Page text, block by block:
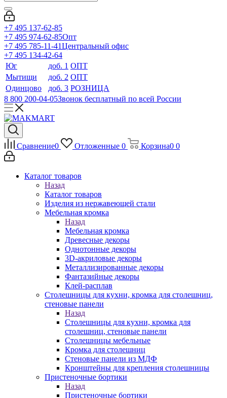
+7 495 137-62-85
+7 495 974-62-85Опт
+7 495 785-11-41Центральный офис
+7 495 134-42-64
Юг
доб. 1 ОПТ
Мытищи
доб. 2 ОПТ
Одинцово
доб. 3 РОЗНИЦА
8 800 200-04-05Звонок бесплатный по всей России
Сравнение0 Отложенные 0 Корзина0 0
Каталог товаров
Назад
Каталог товаров
Изделия из нержавеющей стали
Мебельная кромка
Назад
Мебельная кромка
Древесные декоры
Однотонные декоры
3D-акриловые декоры
Металлизированные декоры
Фантазийные декоры
Клей-расплав
Столешницы для кухни, кромка для столешниц,
стеновые панели
Назад
Столешницы для кухни, кромка для
столешниц, стеновые панели
Столешницы мебельные
Кромка для столешниц
Стеновые панели из МДФ
Кронштейны для крепления столешницы
Пристеночные бортики
Назад
Пристеночные бортики